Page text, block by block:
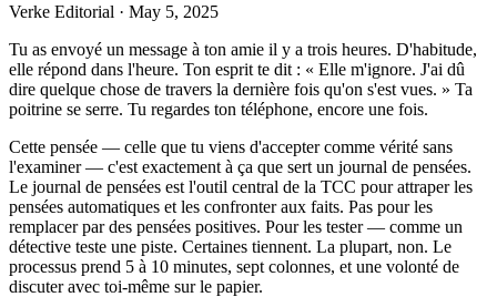
Verke Editorial · May 5, 2025
Tu as envoyé un message à ton amie il y a trois heures. D'habitude,
elle répond dans l'heure. Ton esprit te dit : « Elle m'ignore. J'ai dû
dire quelque chose de travers la dernière fois qu'on s'est vues. » Ta
poitrine se serre. Tu regardes ton téléphone, encore une fois.
Cette pensée — celle que tu viens d'accepter comme vérité sans
l'examiner — c'est exactement à ça que sert un journal de pensées.
Le journal de pensées est l'outil central de la TCC pour attraper les
pensées automatiques et les confronter aux faits. Pas pour les
remplacer par des pensées positives. Pour les tester — comme un
détective teste une piste. Certaines tiennent. La plupart, non. Le
processus prend 5 à 10 minutes, sept colonnes, et une volonté de
discuter avec toi-même sur le papier.